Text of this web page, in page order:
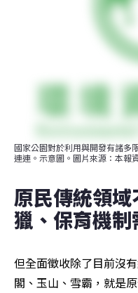
國家公園對於利用與開發有諸多
連連。示意圖。圖片來源：本報
原民傳統領域
獵、保育機
但全面徵收除了目前沒
閣、玉山、雪霸，就是